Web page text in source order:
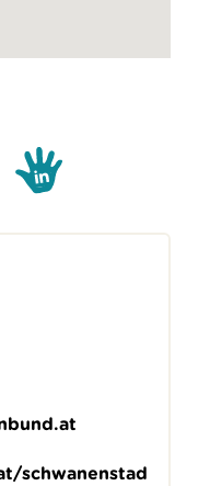
schwanenstad